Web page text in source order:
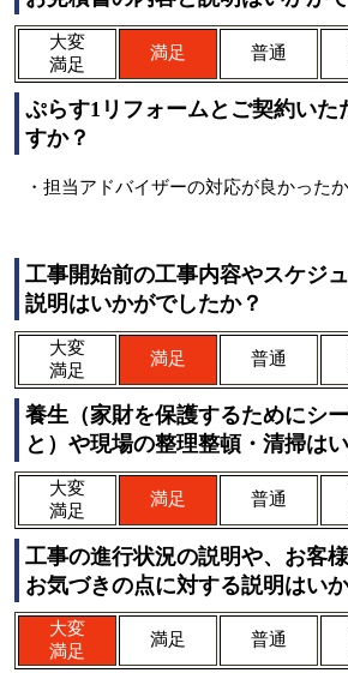
大変
満足
満足 普通
ぷらす1リフォームとご契約いた
すか？
・担当アドバイザーの対応が良かった
工事開始前の工事内容やスケジ
説明はいかがでしたか？
大変
満足
満足 普通
養生（家財を保護するためにシ
と）や現場の整理整頓・清掃は
大変
満足
満足 普通
工事の進行状況の説明や、お客
お気づきの点に対する説明はい
大変
満足
満足 普通